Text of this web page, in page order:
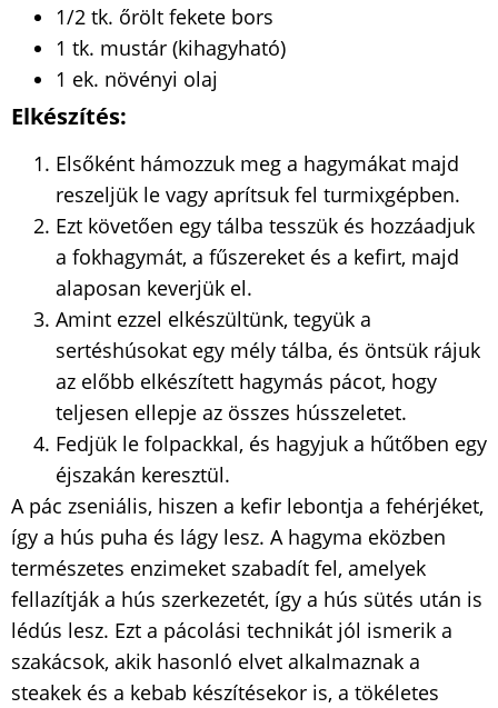
1/2 tk. őrölt fekete bors
1 tk. mustár (kihagyható)
1 ek. növényi olaj
Elkészítés:
Elsőként hámozzuk meg a hagymákat majd
reszeljük le vagy aprítsuk fel turmixgépben.
Ezt követően egy tálba tesszük és hozzáadjuk
a fokhagymát, a fűszereket és a kefirt, majd
alaposan keverjük el.
Amint ezzel elkészültünk, tegyük a
sertéshúsokat egy mély tálba, és öntsük rájuk
az előbb elkészített hagymás pácot, hogy
teljesen ellepje az összes hússzeletet.
Fedjük le folpackkal, és hagyjuk a hűtőben egy
éjszakán keresztül.
A pác zseniális, hiszen a kefir lebontja a fehérjéket,
így a hús puha és lágy lesz. A hagyma eközben
természetes enzimeket szabadít fel, amelyek
fellazítják a hús szerkezetét, így a hús sütés után is
lédús lesz. Ezt a pácolási technikát jól ismerik a
szakácsok, akik hasonló elvet alkalmaznak a
steakek és a kebab készítésekor is, a tökéletes